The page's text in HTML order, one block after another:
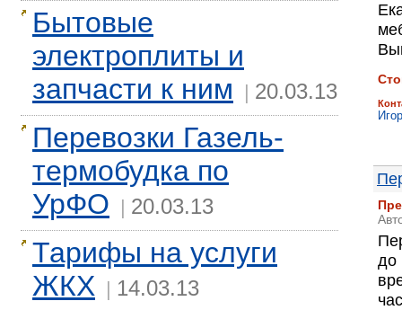
Бытовые
электроплиты и
запчасти к ним | 20.03.13
Перевозки Газель-
термобудка по
УрФО | 20.03.13
Тарифы на услуги
ЖКХ | 14.03.13
до